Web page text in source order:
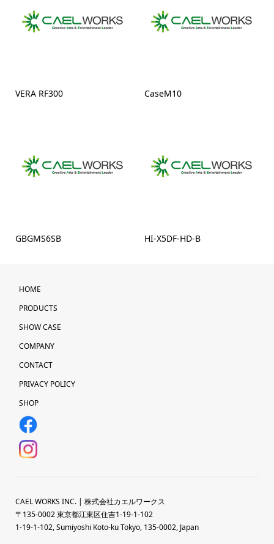
VERA RF300 CaseM10
GBGMS6SB HI-X5DF-HD-B
HOME
PRODUCTS
SHOW CASE
COMPANY
CONTACT
PRIVACY POLICY
SHOP
CAEL WORKS INC. | 株式会社カエルワークス
〒135-0002 東京都江東区住吉1-19-1-102
1-19-1-102, Sumiyoshi Koto-ku Tokyo, 135-0002, Japan